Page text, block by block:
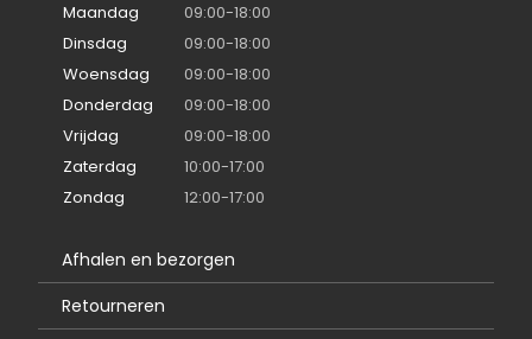
Maandag
09:00-18:00
Dinsdag
09:00-18:00
Woensdag
09:00-18:00
Donderdag
09:00-18:00
Vrijdag
09:00-18:00
Zaterdag
10:00-17:00
Zondag
12:00-17:00
Afhalen en bezorgen
Retourneren